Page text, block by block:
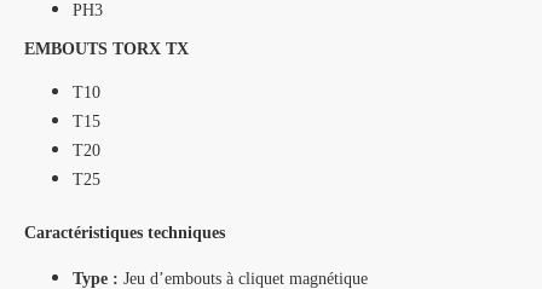
PH3
EMBOUTS TORX TX
T10
T15
T20
T25
Caractéristiques techniques
Type : Jeu d’embouts à cliquet magnétique